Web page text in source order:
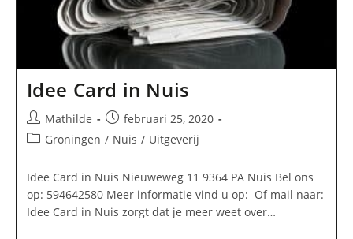
Idee Card in Nuis
Bericht
auteur:
Mathilde
Bericht
gepubliceerd
februari 25, 2020
Berichtcategorie:
Groningen / Nuis / Uitgeverij
Idee Card in Nuis Nieuweweg 11 9364 PA Nuis Bel ons
op: 594642580 Meer informatie vind u op: Of mail naar:
Idee Card in Nuis zorgt dat je meer weet over…